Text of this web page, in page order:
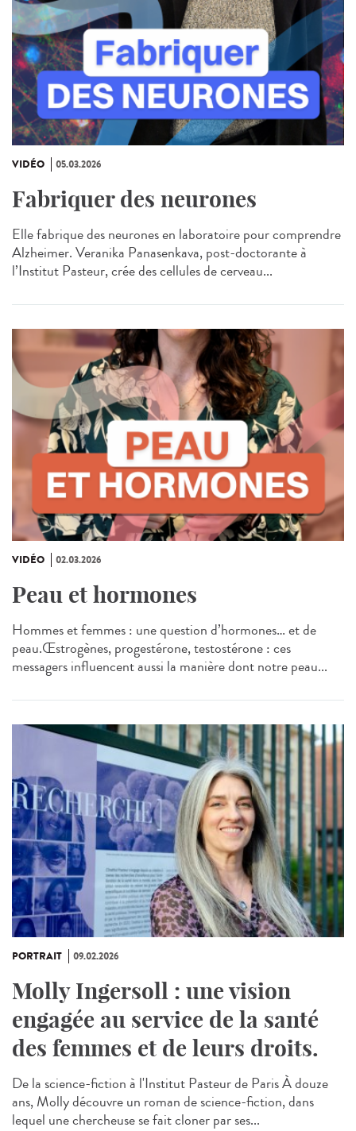
VIDÉO 05.03.2026
Fabriquer des neurones
Elle fabrique des neurones en laboratoire pour comprendre
Alzheimer. Veranika Panasenkava, post-doctorante à
l’Institut Pasteur, crée des cellules de cerveau...
VIDÉO 02.03.2026
Peau et hormones
Hommes et femmes : une question d’hormones… et de
peau.Œstrogènes, progestérone, testostérone : ces
messagers influencent aussi la manière dont notre peau...
PORTRAIT 09.02.2026
Molly Ingersoll : une vision
engagée au service de la santé
des femmes et de leurs droits.
De la science-fiction à l'Institut Pasteur de Paris À douze
ans, Molly découvre un roman de science-fiction, dans
lequel une chercheuse se fait cloner par ses...